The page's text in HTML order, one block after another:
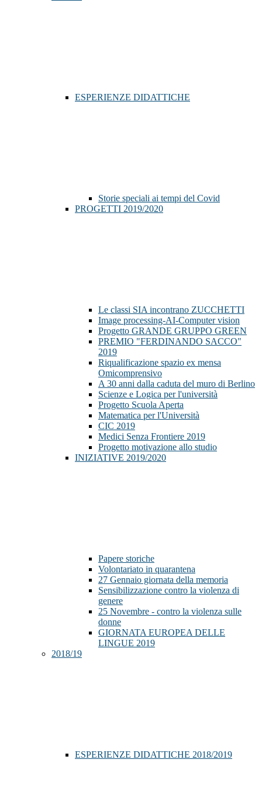
ESPERIENZE DIDATTICHE
Storie speciali ai tempi del Covid
PROGETTI 2019/2020
Le classi SIA incontrano ZUCCHETTI
Image processing-AI-Computer vision
Progetto GRANDE GRUPPO GREEN
PREMIO "FERDINANDO SACCO"
2019
Riqualificazione spazio ex mensa
Omicomprensivo
A 30 anni dalla caduta del muro di Berlino
Scienze e Logica per l'università
Progetto Scuola Aperta
Matematica per l'Università
CIC 2019
Medici Senza Frontiere 2019
Progetto motivazione allo studio
INIZIATIVE 2019/2020
Papere storiche
Volontariato in quarantena
27 Gennaio giornata della memoria
Sensibilizzazione contro la violenza di
genere
25 Novembre - contro la violenza sulle
donne
GIORNATA EUROPEA DELLE
LINGUE 2019
2018/19
ESPERIENZE DIDATTICHE 2018/2019